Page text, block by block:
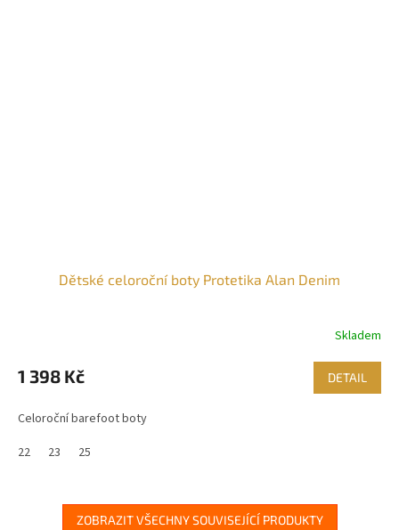
Dětské celoroční boty Protetika Alan Denim
Skladem
1 398 Kč DETAIL
Celoroční barefoot boty
22
23 25
ZOBRAZIT VŠECHNY SOUVISEJÍCÍ PRODUKTY